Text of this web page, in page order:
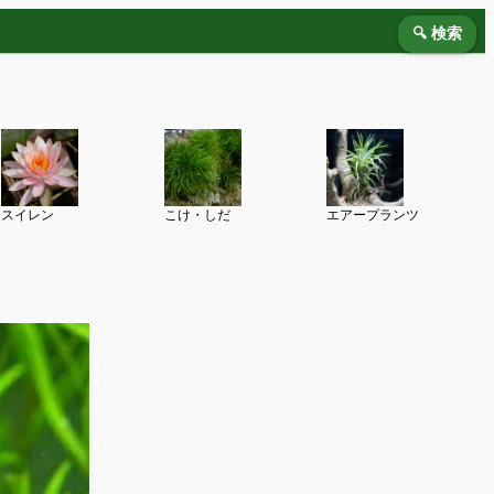
🔍 検索
スイレン こけ・しだ エアープランツ